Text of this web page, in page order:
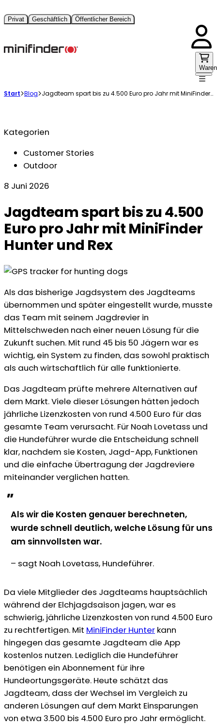
Privat Geschäftlich Öffentlicher Bereich
Start Blog Jagdteam spart bis zu 4.500 Euro pro Jahr mit MiniFinder Hunter und Rex
Kategorien
Customer Stories
Outdoor
8 Juni 2026
Jagdteam spart bis zu 4.500
Euro pro Jahr mit MiniFinder
Hunter und Rex
Als das bisherige Jagdsystem des Jagdteams
übernommen und später eingestellt wurde, musste
das Team mit seinem Jagdrevier in
Mittelschweden nach einer neuen Lösung für die
Zukunft suchen. Mit rund 45 bis 50 Jägern war es
wichtig, ein System zu finden, das sowohl praktisch
als auch wirtschaftlich für alle funktionierte.
Das Jagdteam prüfte mehrere Alternativen auf
dem Markt. Viele dieser Lösungen hätten jedoch
jährliche Lizenzkosten von rund 4.500 Euro für das
gesamte Team verursacht. Für Noah Lovetass und
die Hundeführer wurde die Entscheidung schnell
klar, nachdem sie Kosten, Jagd-App, Funktionen
und die einfache Übertragung der Jagdreviere
miteinander verglichen hatten.
"
Als wir die Kosten genauer berechneten,
wurde schnell deutlich, welche Lösung für uns
am sinnvollsten war.
– sagt Noah Lovetass, Hundeführer.
Da viele Mitglieder des Jagdteams hauptsächlich
während der Elchjagdsaison jagen, war es
schwierig, jährliche Lizenzkosten von rund 4.500 Euro
zu rechtfertigen. Mit MiniFinder Hunter kann
hingegen das gesamte Jagdteam die App
kostenlos nutzen. Lediglich die Hundeführer
benötigen ein Abonnement für ihre
Hundeortungsgeräte. Heute schätzt das
Jagdteam, dass der Wechsel im Vergleich zu
anderen Lösungen auf dem Markt Einsparungen
von etwa 3.500 bis 4.500 Euro pro Jahr ermöglicht.